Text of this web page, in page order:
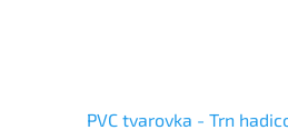
PVC tvarovka - Trn